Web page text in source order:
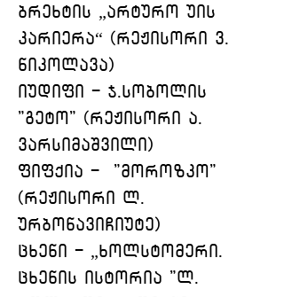
ბრეხტის „არტურო უის
კარიერა“ (რეჟისორი ვ.
ნიკოლავა)
იუდიფი - ჯ.სობოლის
"გეტო" (რეჟისორი ა.
ვარსიმაშვილი)
ფიფქია -  "მოროზკო"
(რეჟისორი ლ.
ურბონავიჩიუტე)
ცხენი - „ხოლსტომერი.
ცხენის ისტორია "ლ.